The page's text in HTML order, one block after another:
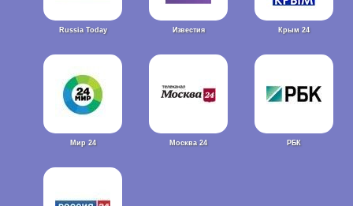
Russia Today Известия Крым 24
Мир 24 Москва 24 РБК